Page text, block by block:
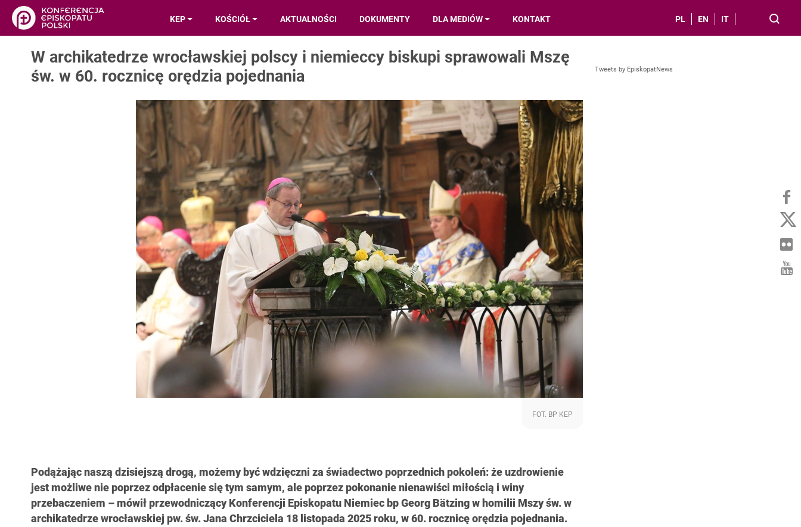
KEP KOŚCIÓŁ AKTUALNOŚCI DOKUMENTY DLA MEDIÓW KONTAKT PL EN IT
W archikatedrze wrocławskiej polscy i niemieccy biskupi sprawowali Mszę
św. w 60. rocznicę orędzia pojednania
Podążając naszą dzisiejszą drogą, możemy być wdzięczni za świadectwo poprzednich pokoleń: że uzdrowienie
jest możliwe nie poprzez odpłacenie się tym samym, ale poprzez pokonanie nienawiści miłością i winy
przebaczeniem – mówił przewodniczący Konferencji Episkopatu Niemiec bp Georg Bätzing w homilii Mszy św. w
archikatedrze wrocławskiej pw. św. Jana Chrzciciela 18 listopada 2025 roku, w 60. rocznicę orędzia pojednania.
FOT. BP KEP
Tweets by EpiskopatNews